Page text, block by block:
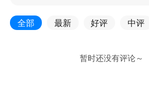
全部 最新 好评 中评